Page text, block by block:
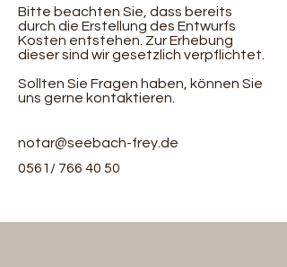
Bitte beachten Sie, dass bereits
durch die Erstellung des Entwurfs
Kosten entstehen. Zur Erhebung
dieser sind wir gesetzlich verpflichtet.
Sollten Sie Fragen haben, können Sie
uns gerne kontaktieren.
notar@seebach-frey.de
0561/ 766 40 50